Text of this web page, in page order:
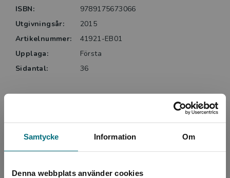
Samtycke Information Om
Denna webbplats använder cookies
ISBN:
9789175673066
Utgivningsår:
2015
Artikelnummer:
41921-EB01
Upplaga:
Första
Sidantal:
36